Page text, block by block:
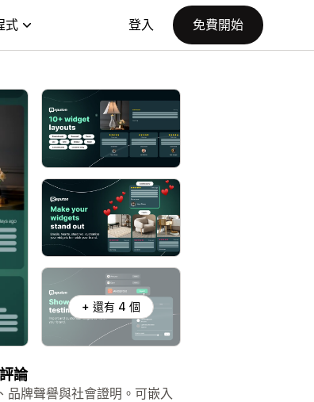
式 登入 免費開始
+ 還有 4 個
論
牌聲譽與社會證明。可嵌入